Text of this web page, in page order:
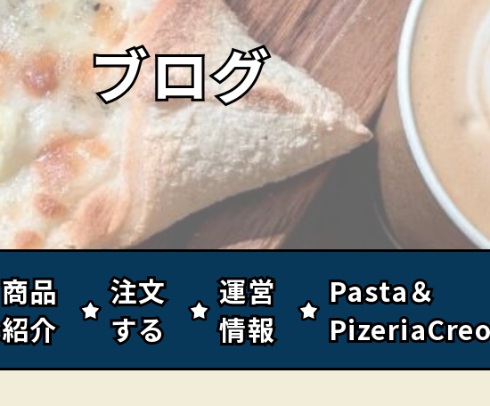
ブログ
ブログ
商品
紹介
商品
紹介
注文
する
注文
する
運営
情報
運営
情報
Pasta＆
Pasta＆